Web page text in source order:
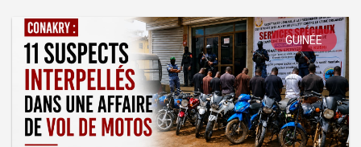
GUINÉE